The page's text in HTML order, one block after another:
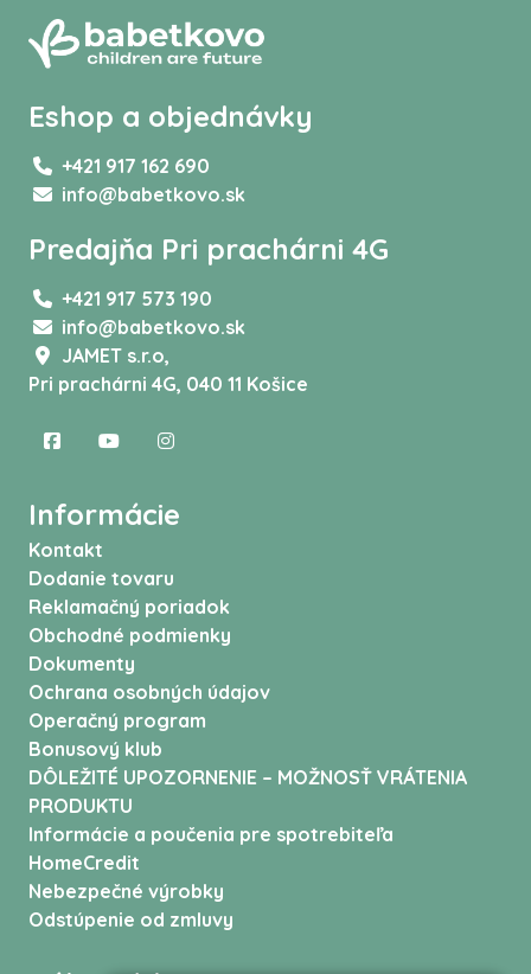
Eshop a objednávky
+421 917 162 690
info@babetkovo.sk
Predajňa Pri prachárni 4G
+421 917 573 190
info@babetkovo.sk
JAMET s.r.o,
Pri prachárni 4G, 040 11 Košice
Informácie
Kontakt
Dodanie tovaru
Reklamačný poriadok
Obchodné podmienky
Dokumenty
Ochrana osobných údajov
Operačný program
Bonusový klub
DÔLEŽITÉ UPOZORNENIE – MOŽNOSŤ VRÁTENIA
PRODUKTU
Informácie a poučenia pre spotrebiteľa
HomeCredit
Nebezpečné výrobky
Odstúpenie od zmluvy